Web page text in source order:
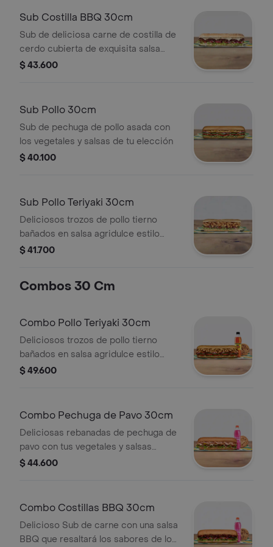
Sub Costilla BBQ 30cm
Sub de deliciosa carne de costilla de
cerdo cubierta de exquisita salsa
BBQ. Disfrútalo con los vegetales y
$ 43.600
Sub Pollo 30cm
Sub de pechuga de pollo asada con
los vegetales y salsas de tu elección
$ 40.100
Sub Pollo Teriyaki 30cm
Deliciosos trozos de pollo tierno
bañados en salsa agridulce estilo
teriyaki. Pídelo con tus vegetales
$ 41.700
Combos 30 Cm
Combo Pollo Teriyaki 30cm
Deliciosos trozos de pollo tierno
bañados en salsa agridulce estilo
teriyaki. Pídelo con tus vegetales
bebida más acompañamiento.
$ 49.600
Combo Pechuga de Pavo 30cm
Deliciosas rebanadas de pechuga de
pavo con tus vegetales y salsas
favoritas. Llévalo combo con bebida
$ 44.600
Combo Costillas BBQ 30cm
Delicioso Sub de carne con una salsa
BBQ que resaltará los sabores de los